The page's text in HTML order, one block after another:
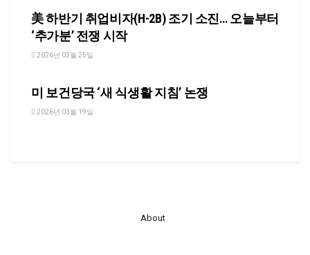
美 하반기 취업비자(H-2B) 조기 소진… 오늘부터
‘추가분’ 전쟁 시작
2026년 03월 25일
미 보건당국 ‘새 식생활 지침’ 논쟁
2026년 03월 19일
About